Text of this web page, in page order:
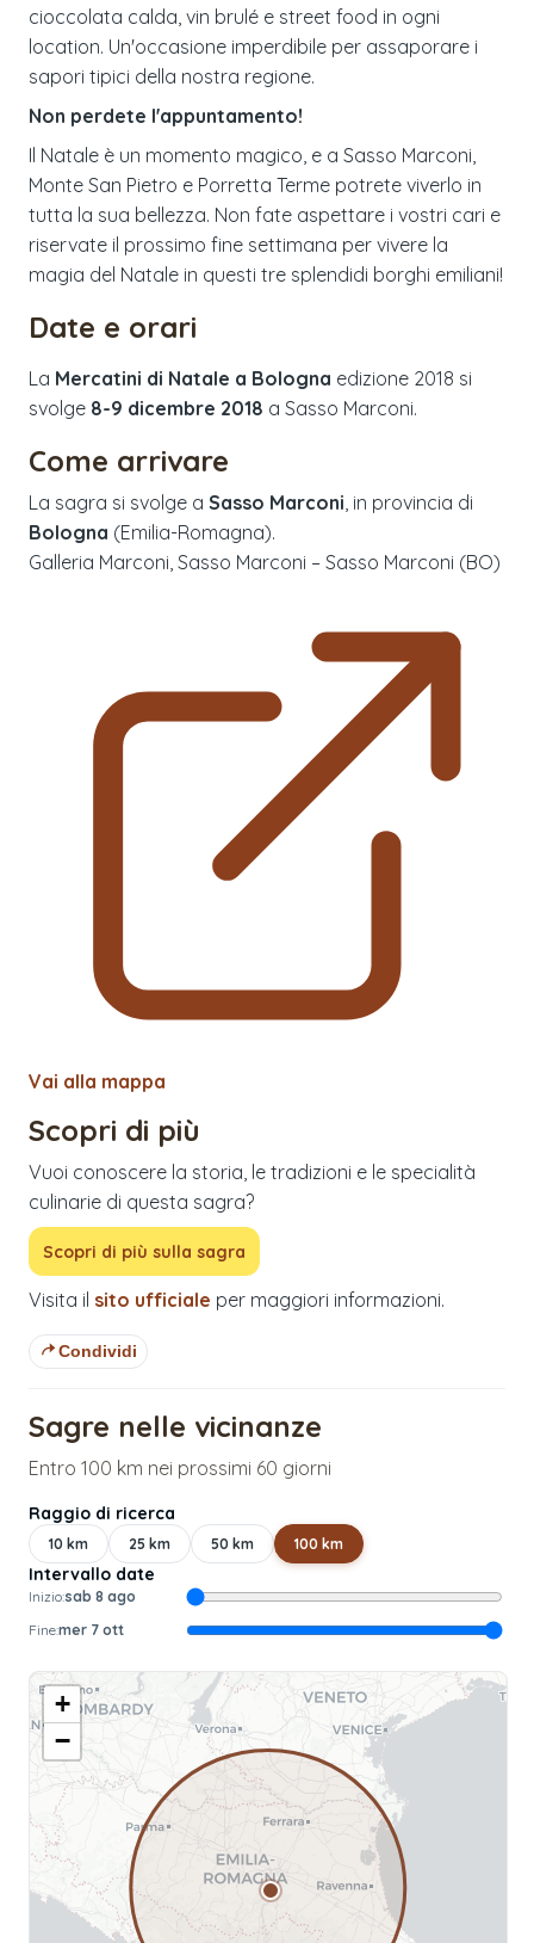
cioccolata calda, vin brulé e street food in ogni
location. Un'occasione imperdibile per assaporare i
sapori tipici della nostra regione.
Non perdete l'appuntamento!
Il Natale è un momento magico, e a Sasso Marconi,
Monte San Pietro e Porretta Terme potrete viverlo in
tutta la sua bellezza. Non fate aspettare i vostri cari e
riservate il prossimo fine settimana per vivere la
magia del Natale in questi tre splendidi borghi emiliani!
Date e orari
La Mercatini di Natale a Bologna edizione 2018 si
svolge 8-9 dicembre 2018 a Sasso Marconi.
Come arrivare
La sagra si svolge a Sasso Marconi , in provincia di
Bologna (Emilia-Romagna).
Galleria Marconi, Sasso Marconi – Sasso Marconi (BO)
Vai alla mappa
Scopri di più
Vuoi conoscere la storia, le tradizioni e le specialità
culinarie di questa sagra?
Scopri di più sulla sagra
Visita il sito ufficiale per maggiori informazioni.
Condividi
Sagre nelle vicinanze
Entro 100 km nei prossimi 60 giorni
Raggio di ricerca
10 km 25 km 50 km 100 km
Intervallo date
Inizio:sab 8 ago
Fine:mer 7 ott
+
−